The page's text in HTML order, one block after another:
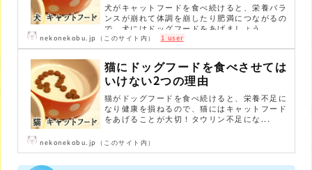
犬がキャットフードを食べ続けると、栄養バラ
ンスが崩れて体調を崩したり肥満につながるの
で、犬にはドッグフードをあげましょう...
nekonekobu.jp（このサイト内） 1 user
猫にドッグフードを食べさせては
いけない2つの理由
猫がドッグフードを食べ続けると、栄養不足に
なり健康を損ねるので、猫にはキャットフード
をあげることが大切！タウリン不足にな...
nekonekobu.jp（このサイト内）